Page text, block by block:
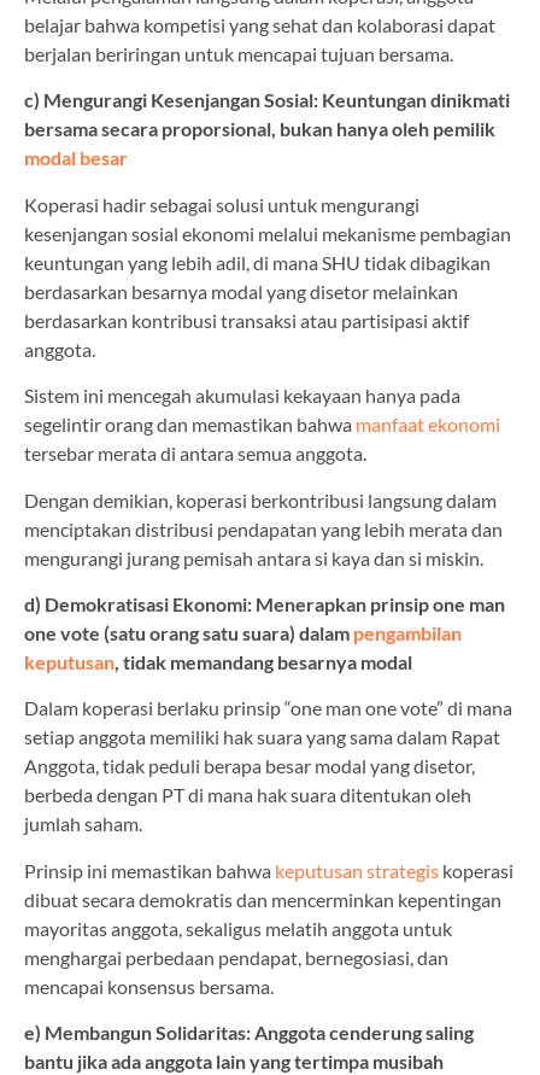
belajar bahwa kompetisi yang sehat dan kolaborasi dapat
berjalan beriringan untuk mencapai tujuan bersama.
c) Mengurangi Kesenjangan Sosial: Keuntungan dinikmati
bersama secara proporsional, bukan hanya oleh pemilik
modal besar
Koperasi hadir sebagai solusi untuk mengurangi
kesenjangan sosial ekonomi melalui mekanisme pembagian
keuntungan yang lebih adil, di mana SHU tidak dibagikan
berdasarkan besarnya modal yang disetor melainkan
berdasarkan kontribusi transaksi atau partisipasi aktif
anggota.
Sistem ini mencegah akumulasi kekayaan hanya pada
segelintir orang dan memastikan bahwa manfaat ekonomi
tersebar merata di antara semua anggota.
Dengan demikian, koperasi berkontribusi langsung dalam
menciptakan distribusi pendapatan yang lebih merata dan
mengurangi jurang pemisah antara si kaya dan si miskin.
d) Demokratisasi Ekonomi: Menerapkan prinsip one man
one vote (satu orang satu suara) dalam pengambilan
keputusan, tidak memandang besarnya modal
Dalam koperasi berlaku prinsip “one man one vote” di mana
setiap anggota memiliki hak suara yang sama dalam Rapat
Anggota, tidak peduli berapa besar modal yang disetor,
berbeda dengan PT di mana hak suara ditentukan oleh
jumlah saham.
Prinsip ini memastikan bahwa keputusan strategis koperasi
dibuat secara demokratis dan mencerminkan kepentingan
mayoritas anggota, sekaligus melatih anggota untuk
menghargai perbedaan pendapat, bernegosiasi, dan
mencapai konsensus bersama.
e) Membangun Solidaritas: Anggota cenderung saling
bantu jika ada anggota lain yang tertimpa musibah